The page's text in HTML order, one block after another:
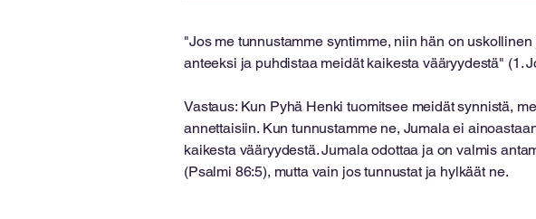
"Jos me tunnustamme syntimme, niin hän on
anteeksi ja puhdistaa meidät kaikesta vääryydestä" (1.
Vastaus: Kun Pyhä Henki tuomitsee meidät synnistä,
annettaisiin. Kun tunnustamme ne, Jumala ei
kaikesta vääryydestä. Jumala odottaa ja on valmis
(Psalmi 86:5), mutta vain jos tunnustat ja hylkäät ne.